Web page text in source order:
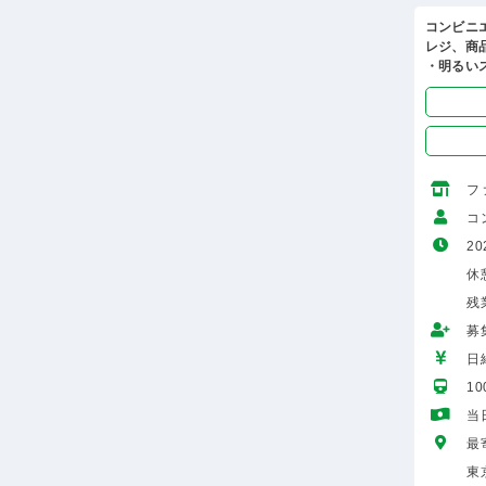
コンビニ
レジ、商
・明る
フ
コ
休
残
募
日
当
最
東